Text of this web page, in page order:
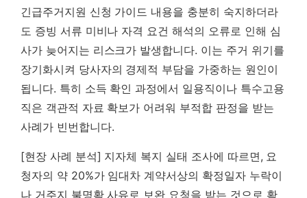
긴급주거지원 신청 가이드 내용을 충분히 숙지하더라
도 증빙 서류 미비나 자격 요건 해석의 오류로 인해 심
사가 늦어지는 리스크가 발생합니다. 이는 주거 위기를
장기화시켜 당사자의 경제적 부담을 가중하는 원인이
됩니다. 특히 소득 확인 과정에서 일용직이나 특수고용
직은 객관적 자료 확보가 어려워 부적합 판정을 받는
사례가 빈번합니다.
[현장 사례 분석] 지자체 복지 실태 조사에 따르면, 요
청자의 약 20%가 임대차 계약서상의 확정일자 누락이
나 거주지 불명확 사유로 보완 요청을 받는 것으로 확